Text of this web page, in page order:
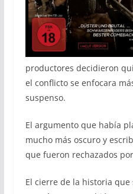
productores decidieron
el conflicto se enfocara
suspenso.
El argumento que había
mucho más oscuro y
que fueron rechazados
El cierre de la historia